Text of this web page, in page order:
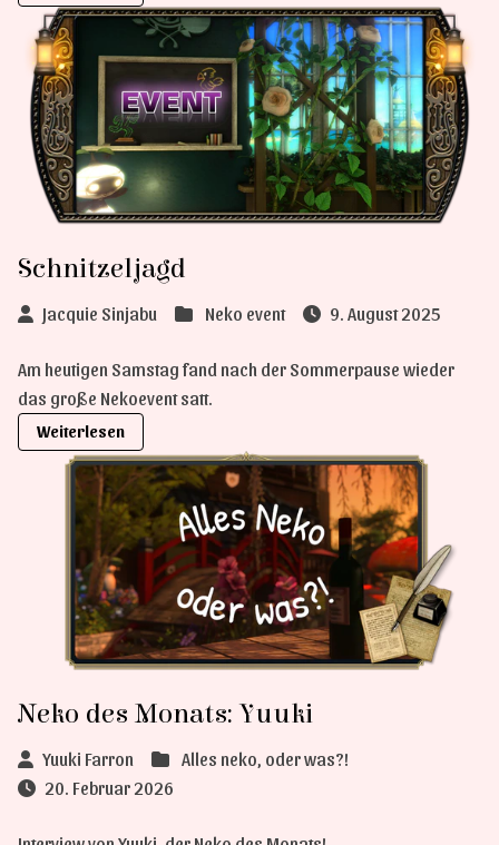
Schnitzeljagd
Jacquie Sinjabu Neko event 9. August 2025
Am heutigen Samstag fand nach der Sommerpause wieder
das große Nekoevent satt.
Weiterlesen
Neko des Monats: Yuuki
Yuuki Farron
Alles neko, oder was?!
20. Februar 2026